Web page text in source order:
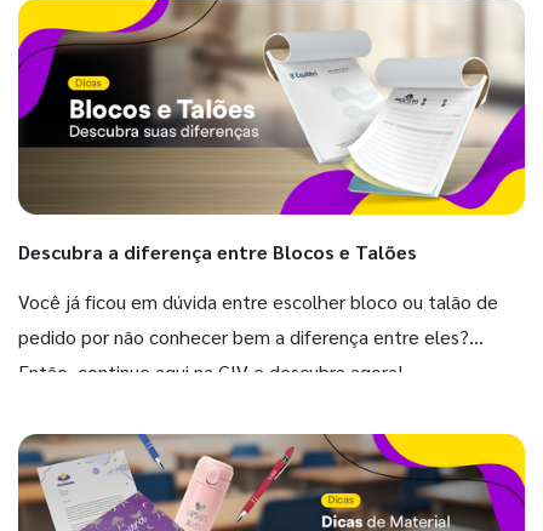
Descubra a diferença entre Blocos e Talões
Você já ficou em dúvida entre escolher bloco ou talão de
pedido por não conhecer bem a diferença entre eles?
Então, continue aqui na GIV e descubra agora!